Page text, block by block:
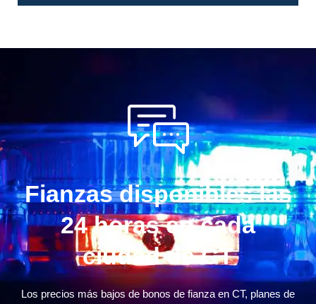
Fianzas disponibles las
24 horas en cada
ciudad de CT
Los precios más bajos de bonos de fianza en CT, planes de